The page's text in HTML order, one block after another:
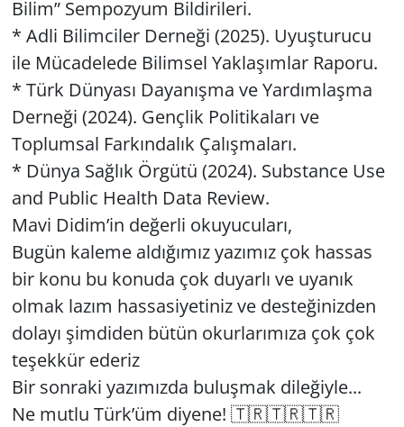
Bilim” Sempozyum Bildirileri.
* Adli Bilimciler Derneği (2025). Uyuşturucu
ile Mücadelede Bilimsel Yaklaşımlar Raporu.
* Türk Dünyası Dayanışma ve Yardımlaşma
Derneği (2024). Gençlik Politikaları ve
Toplumsal Farkındalık Çalışmaları.
* Dünya Sağlık Örgütü (2024). Substance Use
and Public Health Data Review.
Mavi Didim’in değerli okuyucuları,
Bugün kaleme aldığımız yazımız çok hassas
bir konu bu konuda çok duyarlı ve uyanık
olmak lazım hassasiyetiniz ve desteğinizden
dolayı şimdiden bütün okurlarımıza çok çok
teşekkür ederiz
Bir sonraki yazımızda buluşmak dileğiyle...
Ne mutlu Türk’üm diyene! 🇹🇷🇹🇷🇹🇷